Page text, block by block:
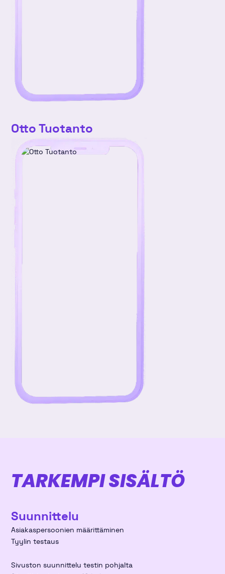
Otto Tuotanto
TARKEMPI SISÄLTÖ
Suunnittelu
Asiakaspersoonien määrittäminen
Tyylin testaus
Sivuston suunnittelu testin pohjalta